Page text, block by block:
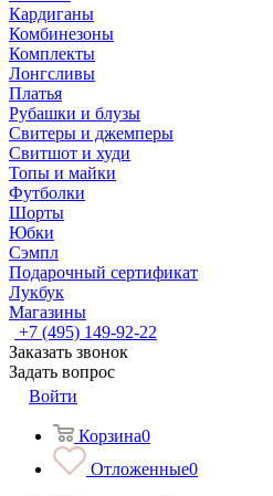
Кардиганы
Комбинезоны
Комплекты
Лонгсливы
Платья
Рубашки и блузы
Свитеры и джемперы
Свитшот и худи
Топы и майки
Футболки
Шорты
Юбки
Сэмпл
Подарочный сертификат
Лукбук
Магазины
+7 (495) 149-92-22
Заказать звонок
Задать вопрос
Войти
Корзина0
Отложенные0